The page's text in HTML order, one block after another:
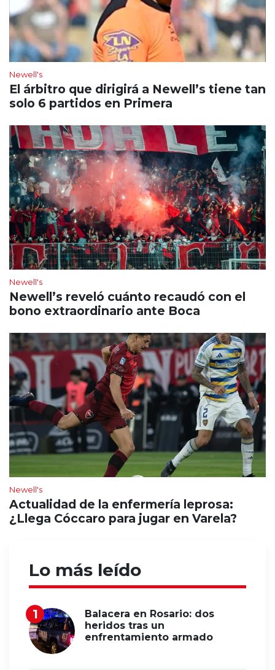
Newell's
El árbitro que dirigirá a Newell’s tiene tan
solo 6 partidos en Primera
Newell's
Newell’s reveló cuánto recaudó con el
bono extraordinario ante Boca
Newell's
Actualidad de la enfermería leprosa:
¿Llega Cóccaro para jugar en Varela?
Lo más leído
Balacera en Rosario: dos
heridos tras un
enfrentamiento armado